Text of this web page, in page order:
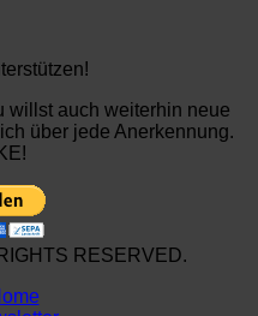
willst auch weiterhin neue
über jede Anerkennung.
RESERVED.